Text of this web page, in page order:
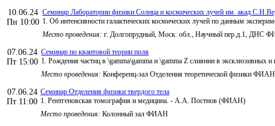
10.06.24
Пн 10:00
Семинар Лаборатории физики Солнца и космических лучей им.
1. Об интенсивности галактических космических лучей по данным
Место проведения: г. Долгопрудный, Моск. обл., Научный пер.д.1, ДНС
07.06.24
Пт 15:00
Семинар по квантовой теории поля
1. Рождения частиц в \gamma\gamma и \gamma Z слиянии в
Место проведения: Конференц-зал Отделения теоретической физики ФИАН
07.06.24
Пт 11:00
Семинар Отделения физики твердого тела
1. Рентгеновская томография и медицина. - А.А. Постнов (ФИАН)
Место проведения: Колонный зал ФИАН